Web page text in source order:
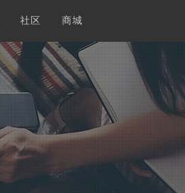
社区 商城